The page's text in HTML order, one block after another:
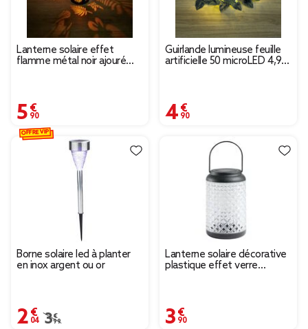
Lanterne solaire effet
flamme métal noir ajouré
5,90 €
Guirlande lumineuse feuille
artificielle 50 microLED 4,9
4,90 €
Borne solaire led à planter
en inox argent ou or
2,04 €
Prix remisé de 3,99 € à 2,04 €
3,99 €
OFFRE VIP
Lanterne solaire décorative
plastique effet verre
3,90 €